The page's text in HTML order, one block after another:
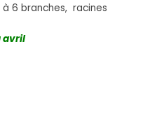
6 branches, racines
avril